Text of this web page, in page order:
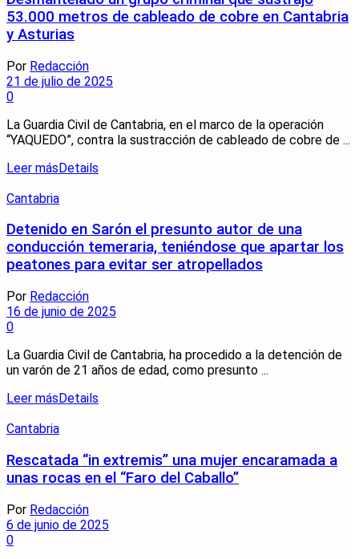
53.000 metros de cableado de cobre en Cantabria
y Asturias
Por Redacción
21 de julio de 2025
0
La Guardia Civil de Cantabria, en el marco de la operación
“YAQUEDO”, contra la sustracción de cableado de cobre de ...
Leer másDetails
Cantabria
Detenido en Sarón el presunto autor de una
conducción temeraria, teniéndose que apartar los
peatones para evitar ser atropellados
Por Redacción
16 de junio de 2025
0
La Guardia Civil de Cantabria, ha procedido a la detención de
un varón de 21 años de edad, como presunto ...
Leer más Details
Cantabria
Rescatada “in extremis” una mujer encaramada a
unas rocas en el “Faro del Caballo”
Por Redacción
6 de junio de 2025
0